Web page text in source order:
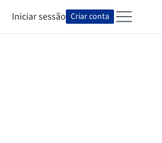
Iniciar sessão Criar conta